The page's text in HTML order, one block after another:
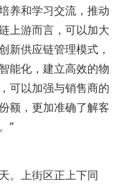
养和学习交流，推动
上游而言，可以加大
新供应链管理模式，
能化，建立高效的物
可以加强与销售商的
额，更加准确了解客
”
。上街区正上下同